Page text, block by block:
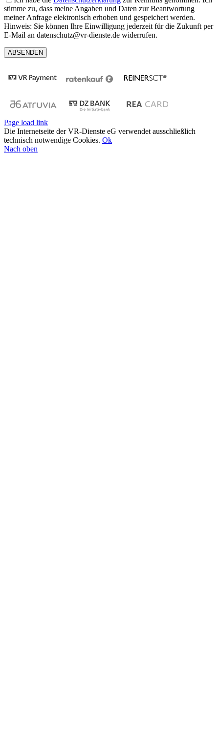
stimme zu, dass meine Angaben und Daten zur Beantwortung
meiner Anfrage elektronisch erhoben und gespeichert werden.
Hinweis: Sie können Ihre Einwilligung jederzeit für die Zukunft per
E-Mail an datenschutz@vr-dienste.de widerrufen.
Page load link
Die Internetseite der VR-Dienste eG verwendet ausschließlich
technisch notwendige Cookies. Ok
Nach oben